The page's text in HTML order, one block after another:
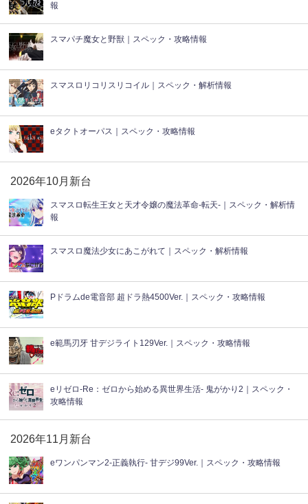
報
スマパチ魔女と野獣｜スペック・攻略情報
スマスロリコリスリコイル｜スペック・解析情報
eタクトオーパス｜スペック・攻略情報
2026年10月新台
スマスロ転生王女と天才令嬢の魔法革命-転天-｜スペック・解析情
報
スマスロ魔法少女にあこがれて｜スペック・解析情報
Pドラムde電音部 超ドラ熱4500Ver.｜スペック・攻略情報
e範馬刃牙 甘デジライト129Ver.｜スペック・攻略情報
eリゼロ-Re：ゼロから始める異世界生活- 鬼がかり2｜スペック・
攻略情報
2026年11月新台
eワンパンマン2-正義執行- 甘デジ99Ver.｜スペック・攻略情報